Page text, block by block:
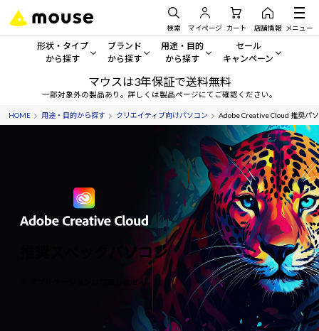
検索 マイページ カート 店舗情報 メニュー
形状・タイプ
から探す
形状・タイプから探す をすべてみる
デスクトップPC
タブレット
サーバー
ブランド
から探す
mouse
G TUNE
MousePro
iiyama
| Copilot+ PC
用途・目的
から探す
一般向けパソコン
ゲーミングPC・ゲーム向けパソコン
クリエイティブ向け
ビジネス向けパソコン
学習向けパソコン
スペック/パーツ別
AIおすすめパソコン
Windows 11|Copilot+ PC
セール
キャンペーン
セール・キャンペー
期間限定セール
人気モデルが期間限定・お
アウトレットパソコン
すべて新品の旧モデル製品
おすすめ目玉パソコン
今イチオシのパソコンをピ
Windows 11|Copilot+ PC
マウスは3年保証で送料無料
一部対象外の製品あり。詳しくは製品ページにてご確認ください。
HOME 用途・目的から探す クリエイティブ向けパソコン Adobe Creative Cloud 推奨パ
推奨スペックパソコン
※ アプリケーションは付属しません。